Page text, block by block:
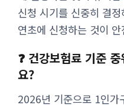
신청 시기를 신중히 결
연초에 신청하는 것이
❓ 건강보험료 기준
요?
2026년 기준으로 1인가